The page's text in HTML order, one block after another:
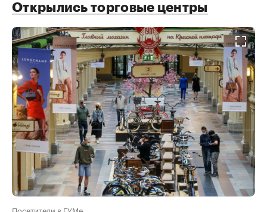
Открылись торговые центры
Посетители в ГУМе